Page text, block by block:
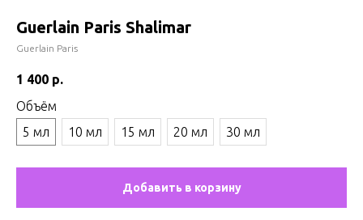
Guerlain Paris Shalimar
Guerlain Paris
1 400 р.
Объём
5 мл
10 мл 15 мл 20 мл 30 мл
Добавить в корзину